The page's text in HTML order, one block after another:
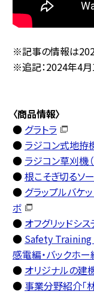
※記事の情報は
※追記：2024年4月
〈商品情報〉
● グラトラ
● ラジコン式地拵
● ラジコン草刈機
●根こそぎ切るソー
● グラップルバケ
ボ
● オフグリッドシ
● Safety Training
感電編・バックホー
● オリジナルの建
● 事業分野紹介「